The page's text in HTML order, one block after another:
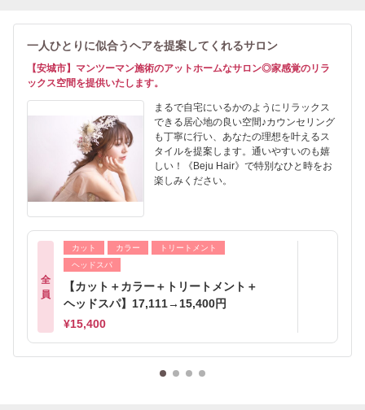
一人ひとりに似合うヘアを提案してくれるサロン
【安城市】マンツーマン施術のアットホームなサロン◎家感覚のリラ
ックス空間を提供いたします。
まるで自宅にいるかのようにリラックス
できる居心地の良い空間♪カウンセリング
も丁寧に行い、あなたの理想を叶えるス
タイルを提案します。通いやすいのも嬉
しい！《Beju Hair》で特別なひと時をお
楽しみください。
全
員
カット カラー
トリートメント
ヘッドスパ
【カット＋カラー＋トリートメント＋
ヘッドスパ】17,111→15,400円
¥15,400